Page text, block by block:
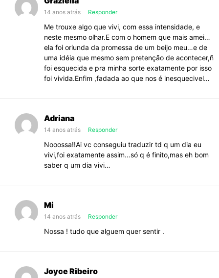
14 anos atrás Responder
Me trouxe algo que vivi, com essa intensidade, e
neste mesmo olhar.E com o homem que mais amei…
ela foi oriunda da promessa de um beijo meu…e de
uma idéia que mesmo sem pretenção de acontecer,ñ
foi esquecida e pra minha sorte exatamente por isso
foi vivida.Enfim ,fadada ao que nos é inesquecivel…
Adriana
14 anos atrás Responder
Nooossa!!Ai vc conseguiu traduzir td q um dia eu
vivi,foi exatamente assim…só q é finito,mas eh bom
saber q um dia vivi…
Mi
14 anos atrás Responder
Nossa ! tudo que alguem quer sentir .
Joyce Ribeiro